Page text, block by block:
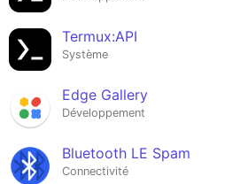
Termux:API
Système
Edge Gallery
Développement
Bluetooth LE Spam
Connectivité